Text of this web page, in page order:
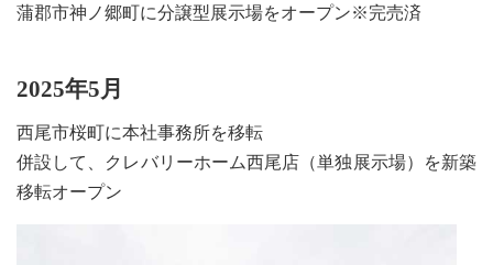
蒲郡市神ノ郷町に分譲型展示場をオープン※完売済
2025年5月
西尾市桜町に本社事務所を移転
併設して、クレバリーホーム西尾店（単独展示場）を新築
移転オープン